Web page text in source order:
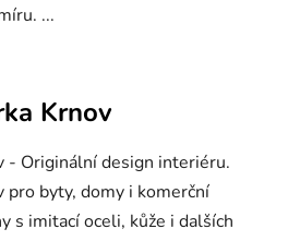
...
Krnov
- Originální design interiéru.
byty, domy i komerční
s imitací oceli, kůže i dalších